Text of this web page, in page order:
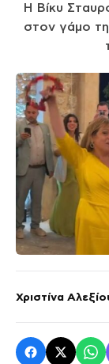
Η Βίκυ
στον γάμο
Χριστίνα